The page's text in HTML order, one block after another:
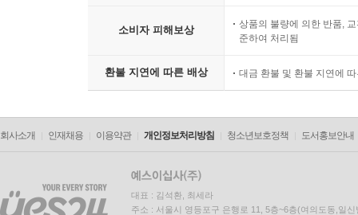
소비자 피해보상
상품의 불량에 의한 반품,
준하여 처리됨
환불 지연에 따른 배상 대금 환불 및 환불 지연에
회사소개 인재채용 이용약관 개인정보처리방침 청소년보호정책 도서홍보안내
대표 : 김석환, 최세라
주소 : 서울시 영등포구 은행로 11, 5층~6층(여의도동,일신